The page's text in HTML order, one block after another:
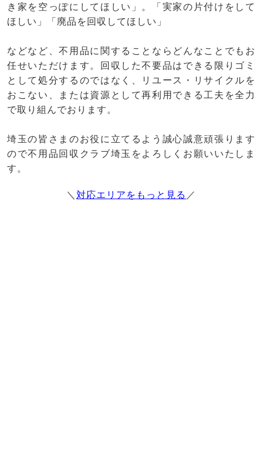
き家を空っぽにしてほしい」。「実家の片付けをして
ほしい」「廃品を回収してほしい」
などなど、不用品に関することならどんなことでもお
任せいただけます。回収した不要品はできる限りゴミ
として処分するのではなく、リユース・リサイクルを
おこない、または資源として再利用できる工夫を全力
で取り組んでおります。
埼玉の皆さまのお役に立てるよう誠心誠意頑張ります
ので不用品回収クラブ埼玉をよろしくお願いいたしま
す。
＼ 対応エリアをもっと見る ／